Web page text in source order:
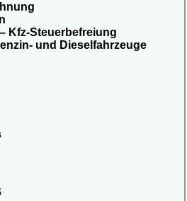
Kfz-Steuerbefreiung
und Dieselfahrzeuge